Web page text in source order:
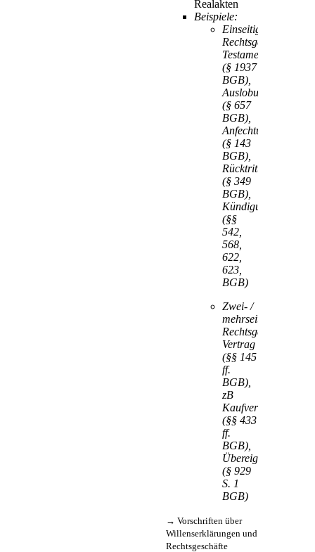
Realakten
Beispiele:
Einseitige
Rechtsgeschäfte:
Testament
(§ 1937
BGB),
Auslobung
(§ 657
BGB),
Anfechtung
(§ 143
BGB),
Rücktritt
(§ 349
BGB),
Kündigung
(§§
542,
568,
622,
623,
BGB)
Zwei- /
mehrseitige
Rechtsgeschäfte:
Vertrag
(§§ 145
ff.
BGB),
zB
Kaufvertrag
(§§ 433
ff.
BGB),
Übereignung
(§ 929
S. 1
BGB)
→ Vorschriften über
Willenserklärungen und
Rechtsgeschäfte